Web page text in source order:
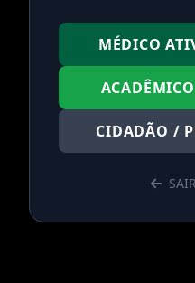
MÉDICO
CIDADÃO /